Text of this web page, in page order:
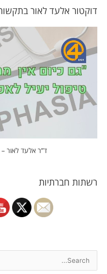
דוקטור אלעד לאור
ד”ר אלעד לאור –
רשתות חברתיות